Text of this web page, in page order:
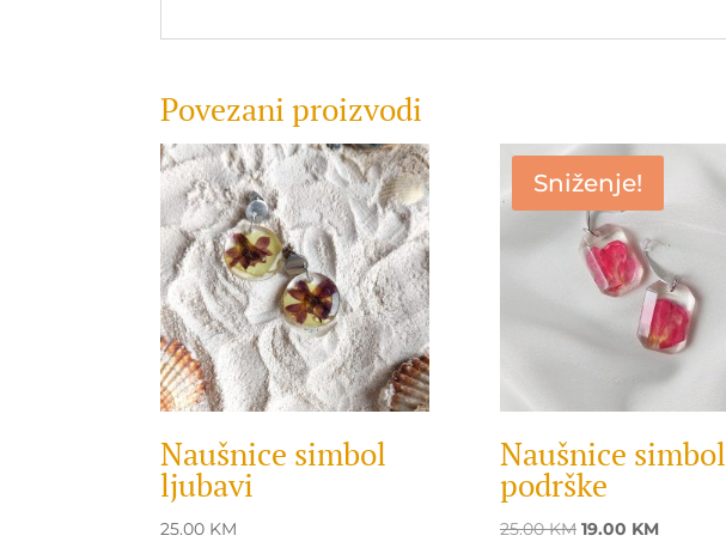
Povezani proizvodi
Naušnice simbol
ljubavi
25.00 KM
Sniženje!
Naušnice simbol
podrške
25.00KM Original
19.00 KMCurrent